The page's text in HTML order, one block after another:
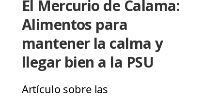
El Mercurio de Calama:
Alimentos para
mantener la calma y
llegar bien a la PSU
Artículo sobre las